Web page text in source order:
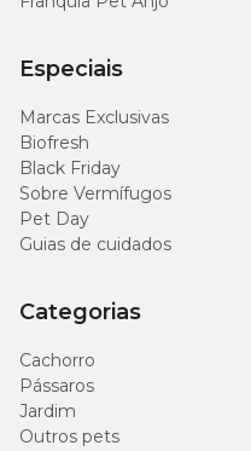
Especiais
Marcas Exclusivas
Biofresh
Black Friday
Sobre Vermífugos
Pet Day
Guias de cuidados
Categorias
Cachorro
Pássaros
Jardim
Outros pets